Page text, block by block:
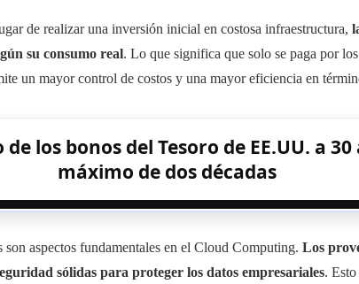
de realizar una inversión inicial en costosa infraestructura,
su consumo real. Lo que significa que solo se paga por
un mayor control de costos y una mayor eficiencia en
los bonos del Tesoro de EE.UU. a 30
máximo de dos décadas
aspectos fundamentales en el Cloud Computing. Los
sólidas para proteger los datos empresariales.